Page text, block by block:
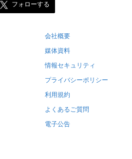
フォローする
会社概要
媒体資料
情報セキュリティ
プライバシーポリシー
利用規約
よくあるご質問
電子公告